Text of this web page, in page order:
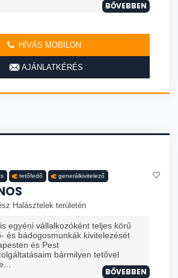
BŐVEBBEN
HÍVÁS MOBILON
AJÁNLATKÉRÉS
tetőfedő generálkivitelező
Halásztelek területén
egyéni vállalkozóként teljes körű
és bádogosmunkák kivitelezését
és Pest
bármilyen tetővel
BŐVEBBEN